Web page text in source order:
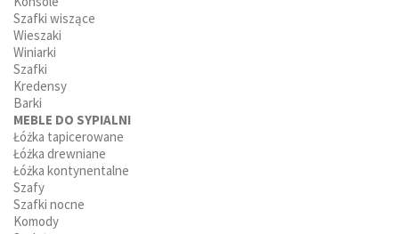
Szafki wiszące
Wieszaki
Winiarki
Szafki
Kredensy
Barki
MEBLE DO SYPIALNI
Łóżka tapicerowane
Łóżka drewniane
Łóżka kontynentalne
Szafy
Szafki nocne
Komody